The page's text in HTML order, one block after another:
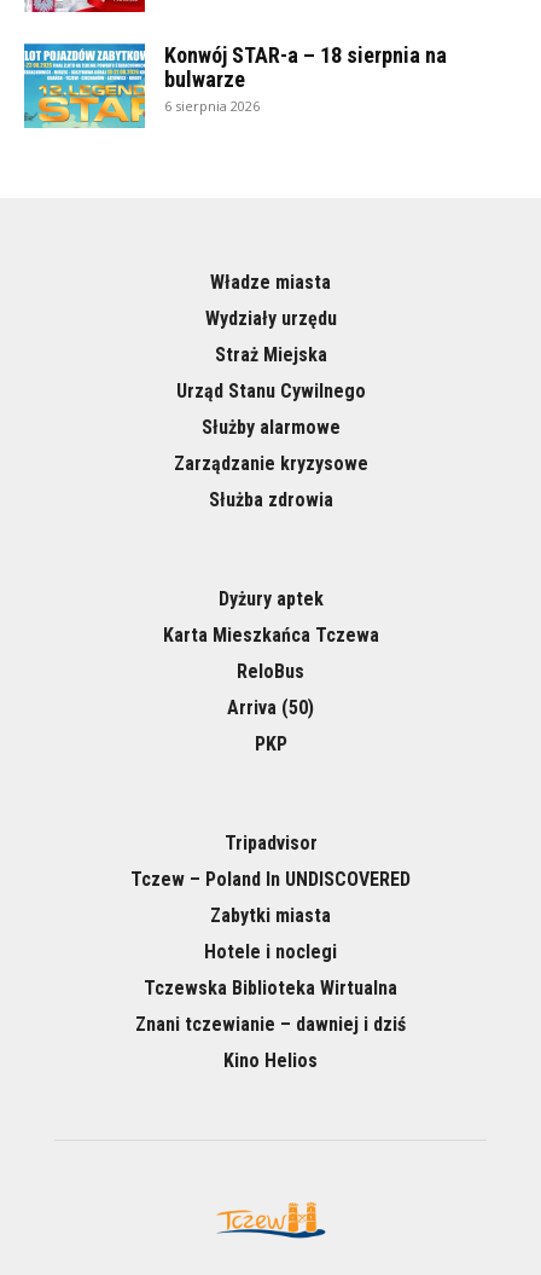
Konwój STAR-a – 18 sierpnia na
bulwarze
6 sierpnia 2026
Władze miasta
Wydziały urzędu
Straż Miejska
Urząd Stanu Cywilnego
Służby alarmowe
Zarządzanie kryzysowe
Służba zdrowia
Dyżury aptek
Karta Mieszkańca Tczewa
ReloBus
Arriva (50)
PKP
Tripadvisor
Tczew – Poland In UNDISCOVERED
Zabytki miasta
Hotele i noclegi
Tczewska Biblioteka Wirtualna
Znani tczewianie – dawniej i dziś
Kino Helios